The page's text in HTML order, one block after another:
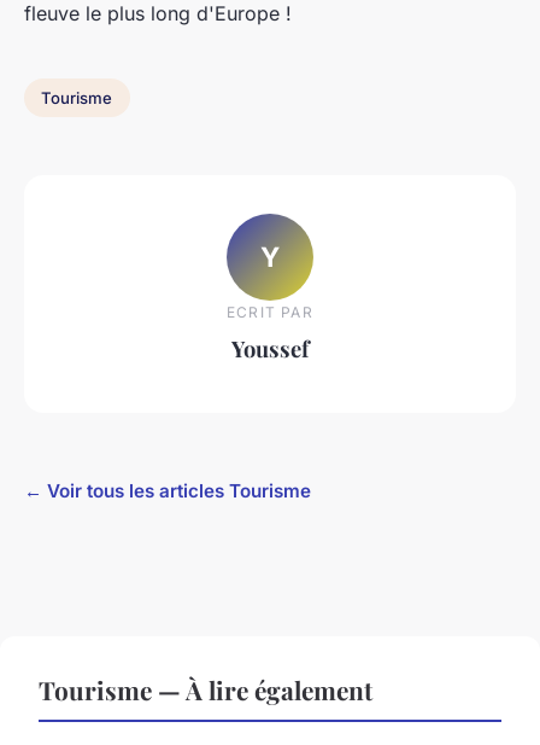
fleuve le plus long d'Europe !
Tourisme
Y
ECRIT PAR
Youssef
← Voir tous les articles Tourisme
Tourisme — À lire également